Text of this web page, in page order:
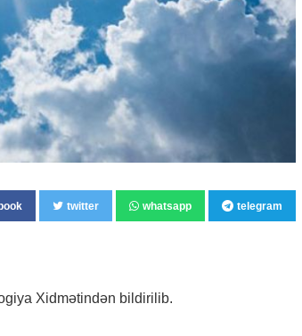
twitter whatsapp telegram
Xidmətindən bildirilib.